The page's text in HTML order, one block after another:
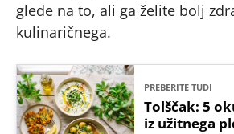
glede na to, ali ga želite bolj
kulinaričnega.
PREBERITE TUDI
Tolščak: 5
iz užitnega